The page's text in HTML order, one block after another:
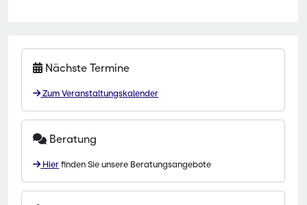
Nächste Termine
Zum Veranstaltungskalender
Beratung
Hier finden Sie unsere Beratungsangebote